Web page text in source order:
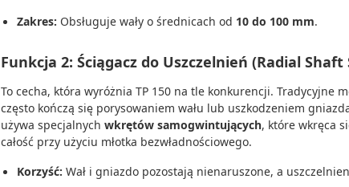
Zakres: Obsługuje wały o średnicach od 10 do 100 mm.
Funkcja 2: Ściągacz do Uszczelnień (Radial Shaft
To cecha, która wyróżnia TP 150 na tle konkurencji.
często kończą się porysowaniem wału lub uszkodzeniem
używa specjalnych wkrętów samogwintujących, które wkręca
całość przy użyciu młotka bezwładnościowego.
Korzyść: Wał i gniazdo pozostają nienaruszone, a